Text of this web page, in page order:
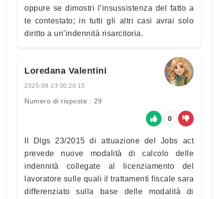
oppure se dimostri l’insussistenza del fatto a
te contestato; in tutti gli altri casi avrai solo
diritto a un’indennità risarcitoria.
Loredana Valentini
2025-09-23 00:20:15
Numero di risposte : 29
0
Il Dlgs 23/2015 di attuazione del Jobs act
prevede nuove modalità di calcolo delle
indennità collegate al licenziamento del
lavoratore sulle quali il trattamenti fiscale sara
differenziato sulla base delle modalità di